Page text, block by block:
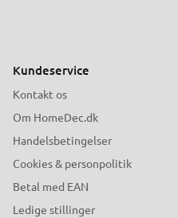
Kundeservice
Kontakt os
Om HomeDec.dk
Handelsbetingelser
Cookies & personpolitik
Betal med EAN
Ledige stillinger